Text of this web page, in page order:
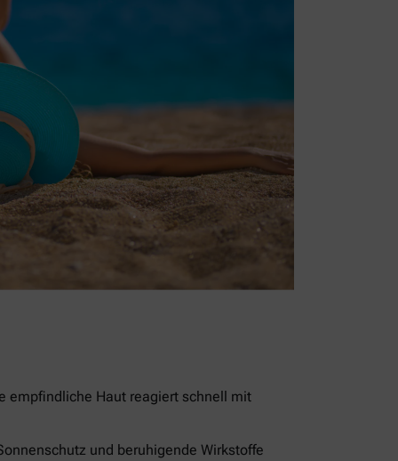
empfindliche Haut reagiert schnell mit
und beruhigende Wirkstoffe